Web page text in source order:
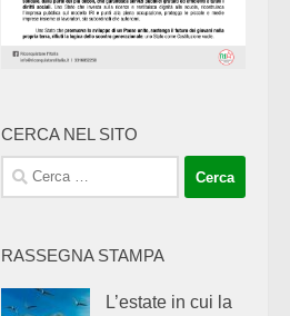
CERCA NEL SITO
Ricerca
per:
RASSEGNA STAMPA
L’estate in cui la